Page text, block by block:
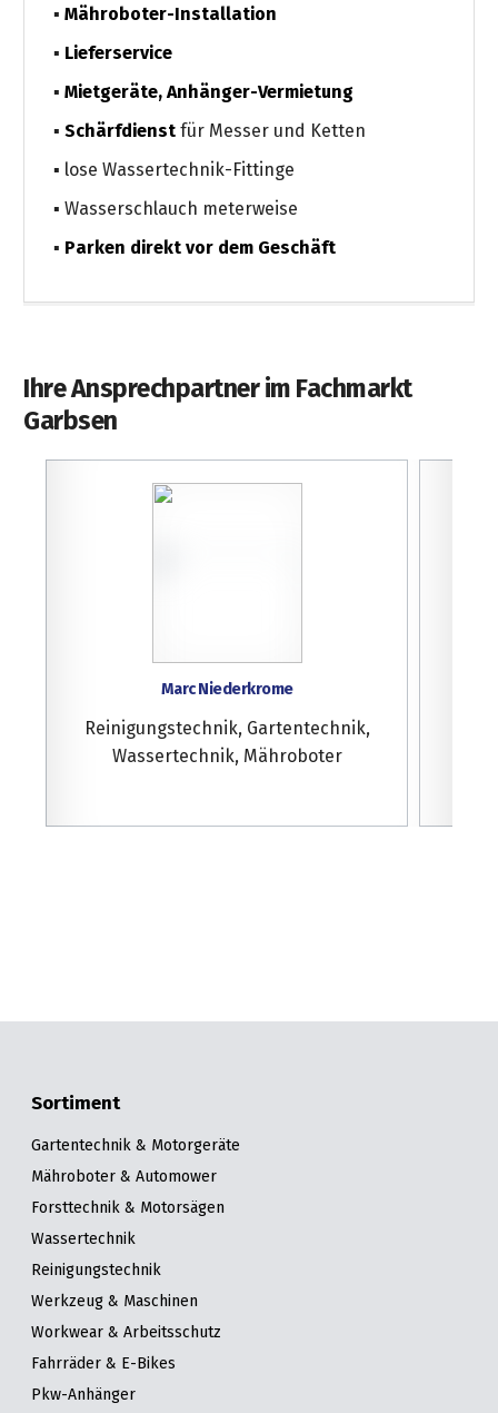
Mähroboter-Installation
Lieferservice
Mietgeräte, Anhänger-Vermietung
Schärfdienstfür Messer und Ketten
lose Wassertechnik-Fittinge
Wasserschlauch meterweise
Parken direkt vor dem Geschäft
Ihre Ansprechpartner im Fachmarkt
Garbsen
Marc Niederkrome
Reinigungstechnik, Gartentechnik,
Wassertechnik, Mähroboter
Sortiment
Gartentechnik & Motorgeräte
Mähroboter & Automower
Forsttechnik & Motorsägen
Wassertechnik
Reinigungstechnik
Werkzeug & Maschinen
Workwear & Arbeitsschutz
Fahrräder & E-Bikes
Pkw-Anhänger